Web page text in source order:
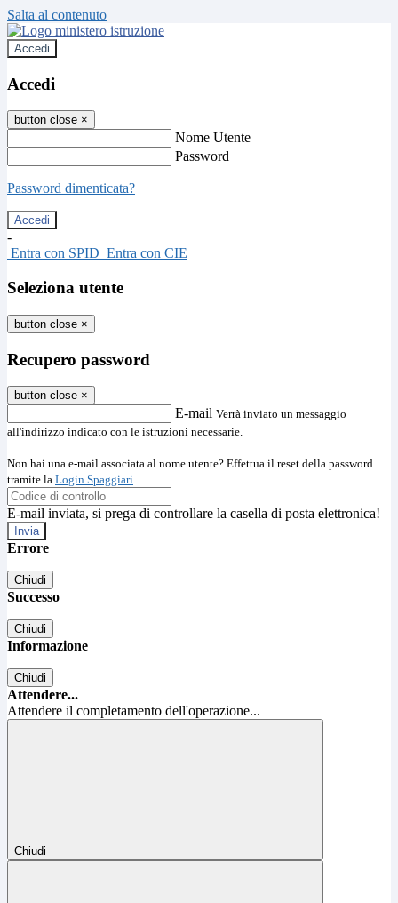
Salta al contenuto
Accedi
Accedi
button close ×
Nome Utente
Password
Password dimenticata?
-
Entra con SPID Entra con CIE
Seleziona utente
button close ×
Recupero password
button close ×
E-mail Verrà inviato un messaggio
all'indirizzo indicato con le istruzioni necessarie.
Non hai una e-mail associata al nome utente? Effettua il reset della password
tramite la Login Spaggiari
E-mail inviata, si prega di controllare la casella di posta elettronica!
Errore
Chiudi
Successo
Chiudi
Informazione
Chiudi
Attendere...
Attendere il completamento dell'operazione...
Chiudi